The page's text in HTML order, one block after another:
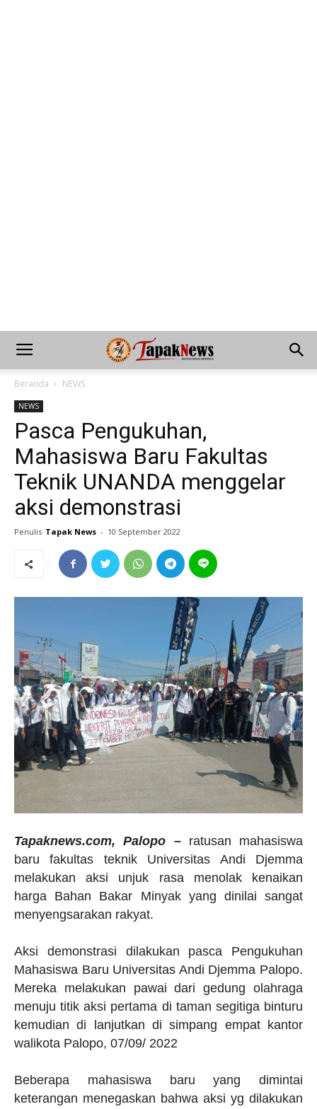
Beranda NEWS
NEWS
Pasca Pengukuhan,
Mahasiswa Baru Fakultas
Teknik UNANDA menggelar
aksi demonstrasi
Penulis Tapak News - 10 September 2022
Tapaknews.com, Palopo –ratusan mahasiswa
baru fakultas teknik Universitas Andi Djemma
melakukan aksi unjuk rasa menolak kenaikan
harga Bahan Bakar Minyak yang dinilai sangat
menyengsarakan rakyat.
Aksi demonstrasi dilakukan pasca Pengukuhan
Mahasiswa Baru Universitas Andi Djemma Palopo.
Mereka melakukan pawai dari gedung olahraga
menuju titik aksi pertama di taman segitiga binturu
kemudian di lanjutkan di simpang empat kantor
walikota Palopo, 07/09/ 2022
Beberapa mahasiswa baru yang dimintai
keterangan menegaskan bahwa aksi yg dilakukan